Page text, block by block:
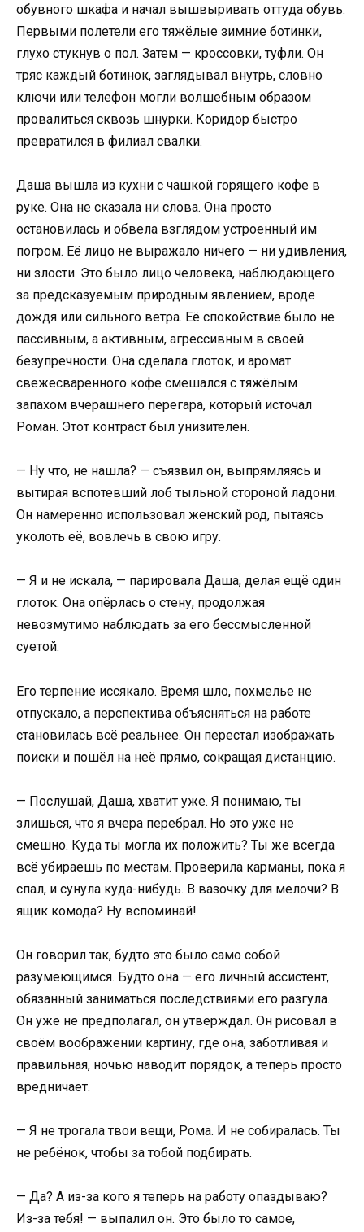
обувного шкафа и начал вышвыривать оттуда обувь.
Первыми полетели его тяжёлые зимние ботинки,
глухо стукнув о пол. Затем — кроссовки, туфли. Он
тряс каждый ботинок, заглядывал внутрь, словно
ключи или телефон могли волшебным образом
провалиться сквозь шнурки. Коридор быстро
превратился в филиал свалки.
Даша вышла из кухни с чашкой горящего кофе в
руке. Она не сказала ни слова. Она просто
остановилась и обвела взглядом устроенный им
погром. Её лицо не выражало ничего — ни удивления,
ни злости. Это было лицо человека, наблюдающего
за предсказуемым природным явлением, вроде
дождя или сильного ветра. Её спокойствие было не
пассивным, а активным, агрессивным в своей
безупречности. Она сделала глоток, и аромат
свежесваренного кофе смешался с тяжёлым
запахом вчерашнего перегара, который источал
Роман. Этот контраст был унизителен.
— Ну что, не нашла? — съязвил он, выпрямляясь и
вытирая вспотевший лоб тыльной стороной ладони.
Он намеренно использовал женский род, пытаясь
уколоть её, вовлечь в свою игру.
— Я и не искала, — парировала Даша, делая ещё один
глоток. Она опёрлась о стену, продолжая
невозмутимо наблюдать за его бессмысленной
суетой.
Его терпение иссякало. Время шло, похмелье не
отпускало, а перспектива объясняться на работе
становилась всё реальнее. Он перестал изображать
поиски и пошёл на неё прямо, сокращая дистанцию.
— Послушай, Даша, хватит уже. Я понимаю, ты
злишься, что я вчера перебрал. Но это уже не
смешно. Куда ты могла их положить? Ты же всегда
всё убираешь по местам. Проверила карманы, пока я
спал, и сунула куда-нибудь. В вазочку для мелочи? В
ящик комода? Ну вспоминай!
Он говорил так, будто это было само собой
разумеющимся. Будто она — его личный ассистент,
обязанный заниматься последствиями его разгула.
Он уже не предполагал, он утверждал. Он рисовал в
своём воображении картину, где она, заботливая и
правильная, ночью наводит порядок, а теперь просто
вредничает.
— Я не трогала твои вещи, Рома. И не собиралась. Ты
не ребёнок, чтобы за тобой подбирать.
— Да? А из-за кого я теперь на работу опаздываю?
Из-за тебя! — выпалил он. Это было то самое,